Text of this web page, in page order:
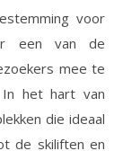
voor
een van de
mee te
In het hart van
die ideaal
de skiliften en